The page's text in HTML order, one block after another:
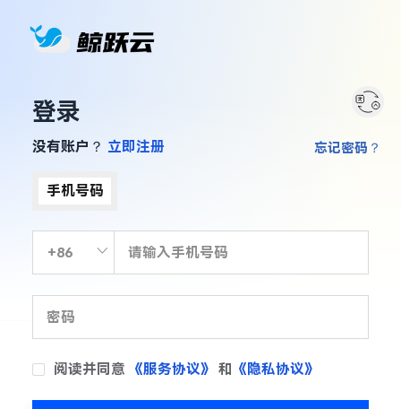
登录
没有账户？ 立即注册
手机号码
阅读并同意 《服务协议》 和 《隐私协议》
忘记密码？